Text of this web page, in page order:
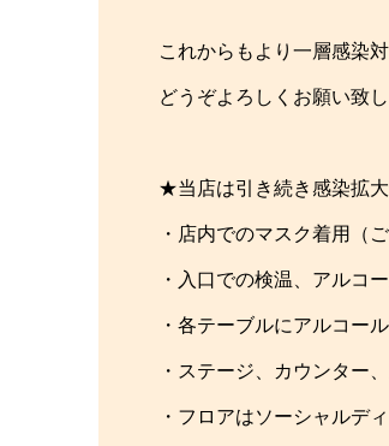
これからもより一層感染
どうぞよろしくお願い致し
★当店は引き続き感染拡大
・店内でのマスク着用（
・入口での検温、アルコ
・各テーブルにアルコー
・ステージ、カウンター
・フロアはソーシャルデ